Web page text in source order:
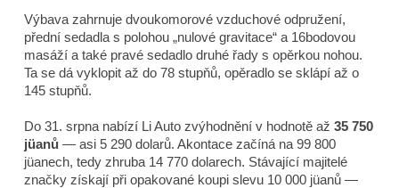
Výbava zahrnuje dvoukomorové vzduchové odpružení,
přední sedadla s polohou „nulové gravitace“ a 16bodovou
masáží a také pravé sedadlo druhé řady s opěrkou nohou.
Ta se dá vyklopit až do 78 stupňů, opěradlo se sklápí až o
145 stupňů.
Do 31. srpna nabízí Li Auto zvýhodnění v hodnotě až 35 750
jüanů — asi 5 290 dolarů. Akontace začíná na 99 800
jüanech, tedy zhruba 14 770 dolarech. Stávající majitelé
značky získají při opakované koupi slevu 10 000 jüanů —